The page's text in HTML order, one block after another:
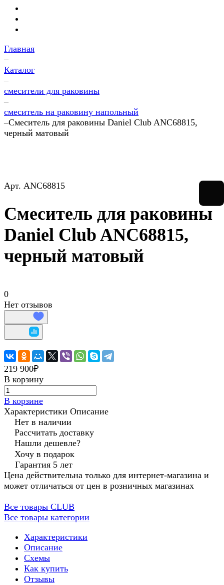
Главная
–
Каталог
–
смесители для раковины
–
смеситель на раковину напольный
–Смеситель для раковины Daniel Club ANC68815,
черный матовый
Арт. ANC68815
Смеситель для раковины
Daniel Club ANC68815,
черный матовый
0
Нет отзывов
219 900₽
В корзину
В корзине
Характеристики Описание
Нет в наличии
Рассчитать доставку
Нашли дешевле?
Хочу в подарок
Гарантия 5 лет
Цена действительна только для интернет-магазина и
может отличаться от цен в розничных магазинах
Все товары CLUB
Все товары категории
Характеристики
Описание
Схемы
Как купить
Отзывы